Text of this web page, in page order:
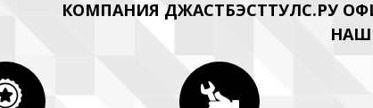
КОМПАНИЯ ДЖАСТБЭСТТУЛС.РУ